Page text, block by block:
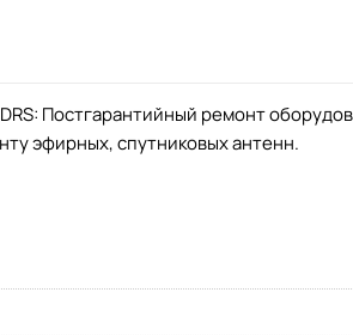
Постгарантийный ремонт
эфирных, спутниковых антенн.